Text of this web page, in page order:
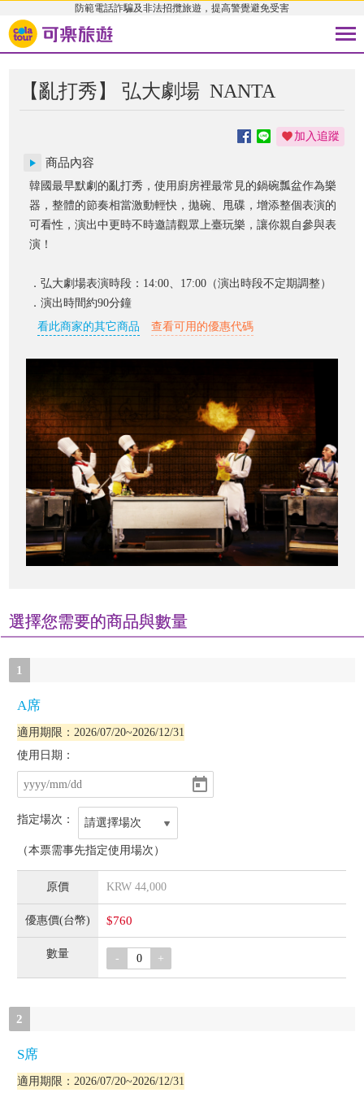
防範電話詐騙及非法招攬旅遊，提高警覺避免受害
【亂打秀】 弘大劇場 NANTA
加入追蹤
商品內容
韓國最早默劇的亂打秀，使用廚房裡最常見的鍋碗瓢盆作為樂
器，整體的節奏相當激動輕快，拋碗、甩碟，增添整個表演的
可看性，演出中更時不時邀請觀眾上臺玩樂，讓你親自參與表
演！
．弘大劇場表演時段：14:00、17:00（演出時段不定期調整）
．演出時間約90分鐘
看此商家的其它商品
查看可用的優惠代碼
選擇您需要的商品與數量
1
A席
適用期限：2026/07/20~2026/12/31
使用日期：
指定場次： 請選擇場次
（本票需事先指定使用場次）
KRW 44,000
$760
- +
2
S席
適用期限：2026/07/20~2026/12/31